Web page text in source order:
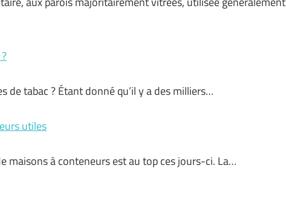
de tabac ? Étant donné qu’il y a des milliers…
utiles
maisons à conteneurs est au top ces jours-ci. La…